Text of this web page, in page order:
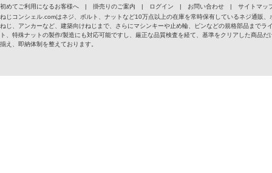
初めてご利用になるお客様へ
| 掛売りのご案内 | ログイン | お問い合わせ |
サイトマッ
ねじコンシェル.comはネジ、ボルト、ナットなど10万点以上の在庫を常時保有しているネジ通販
ねじ、アンカーなど、建築向けねじまで、さらにマシンキーや止め輪、ピンなどの規格部品まで
ト、特殊ナットの製作/製造にも対応可能ですし、厳正な品質検査を経て、基準をクリアした商品
揃え、即納体制を整えております。